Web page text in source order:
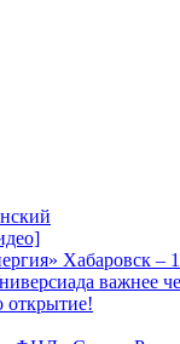
Хабаровск –
важнее
открытие!